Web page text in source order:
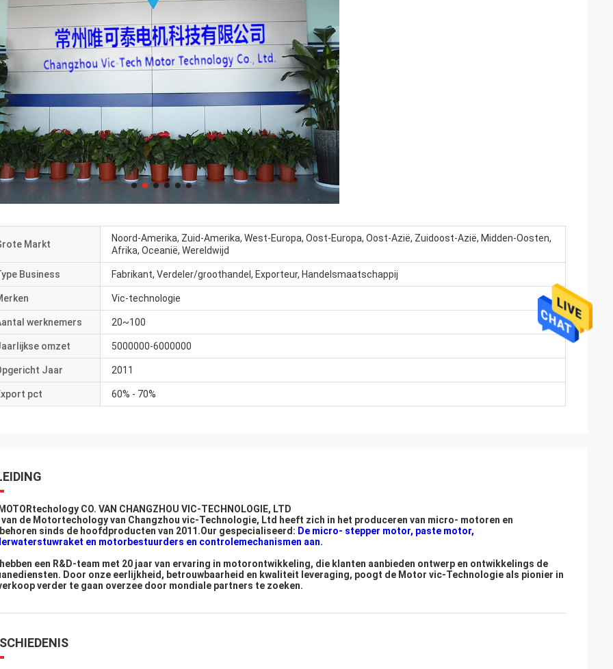
Markt
Noord-Amerika, Zuid-Amerika, West-Europa, Oost-Europa, Oost-Azië, Zuidoost-Azië, Midden-Oosten,
Afrika, Oceanië, Wereldwijd
Business Fabrikant, Verdeler/groothandel, Exporteur, Handelsmaatschappij
Vic-technologie
werknemers 20~100
omzet 5000000-6000000
Jaar 2011
pct 60% - 70%
CO. VAN CHANGZHOU VIC-TECHNOLOGIE, LTD
van de Motortechology van Changzhou vic-Technologie, Ltd heeft zich in het produceren van micro- motoren en
sinds de hoofdproducten van 2011.Our gespecialiseerd: De micro- stepper motor, paste motor,
en motorbestuurders en controlemechanismen aan.
een R&D-team met 20 jaar van ervaring in motorontwikkeling, die klanten aanbieden ontwerp en ontwikkelings de
Door onze eerlijkheid, betrouwbaarheid en kwaliteit leveraging, poogt de Motor vic-Technologie als pionier in
verder te gaan overzee door mondiale partners te zoeken.